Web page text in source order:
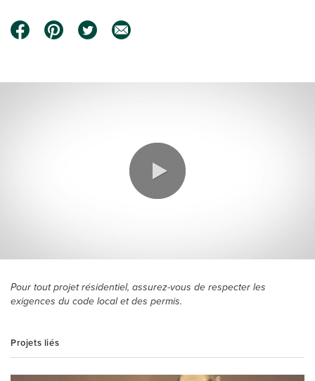
Pour tout projet résidentiel, assurez-vous de respecter les
exigences du code local et des permis.
Projets liés